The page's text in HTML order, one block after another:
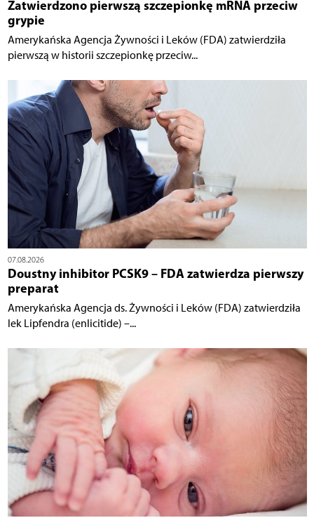
Zatwierdzono pierwszą szczepionkę mRNA przeciw
grypie
Amerykańska Agencja Żywności i Leków (FDA) zatwierdziła
pierwszą w historii szczepionkę przeciw...
07.08.2026
Doustny inhibitor PCSK9 – FDA zatwierdza pierwszy
preparat
Amerykańska Agencja ds. Żywności i Leków (FDA) zatwierdziła
lek Lipfendra (enlicitide) –...